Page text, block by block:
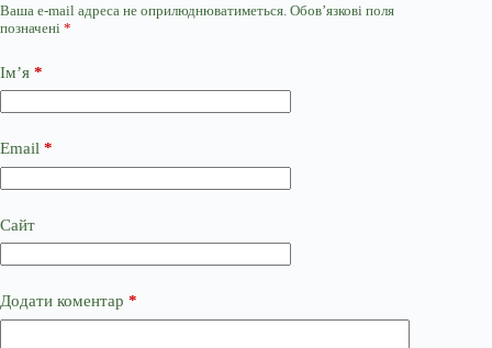
Ваша e-mail адреса не оприлюднюватиметься. Обов’язкові поля
позначені *
Ім’я *
Email *
Сайт
Додати коментар *